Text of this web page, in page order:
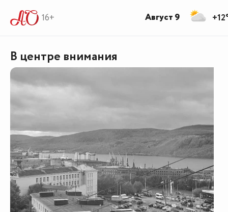
16+
В центре внимания
Август 9